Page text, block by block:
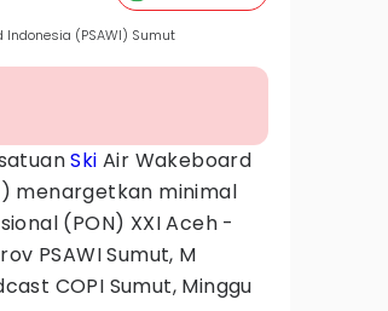
Indonesia (PSAWI) Sumut
Ski Air Wakeboard
menargetkan minimal
(PON) XXI Aceh -
PSAWI Sumut, M
COPI Sumut, Minggu